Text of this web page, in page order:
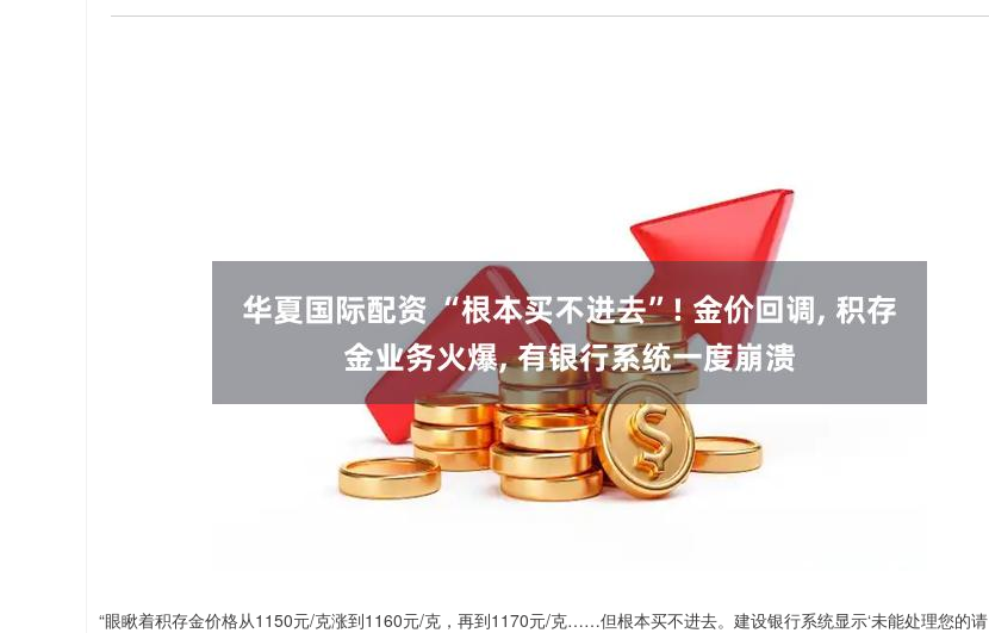
“眼瞅着积存金价格从1150元/克涨到1160元/克，再到1170元/克……但根本买不进去。建设银行系统显示‘未能处理您的请